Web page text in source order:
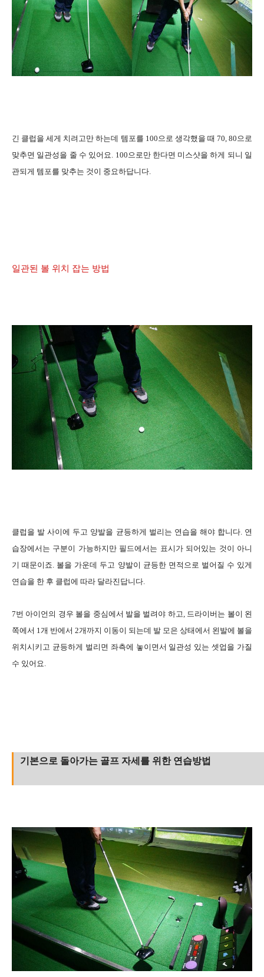
긴 클럽을 세게 치려고만 하는데 템포를 100으로 생각했을 때 70, 80으로
맞추면 일관성을 줄 수 있어요. 100으로만 한다면 미스샷을 하게 되니 일
관되게 템포를 맞추는 것이 중요하답니다.
일관된 볼 위치 잡는 방법
클럽을 발 사이에 두고 양발을 균등하게 벌리는 연습을 해야 합니다. 연
습장에서는 구분이 가능하지만 필드에서는 표시가 되어있는 것이 아니
기 때문이죠. 볼을 가운데 두고 양발이 균등한 면적으로 벌어질 수 있게
연습을 한 후 클럽에 따라 달라진답니다.
7번 아이언의 경우 볼을 중심에서 발을 벌려야 하고, 드라이버는 볼이 왼
쪽에서 1개 반에서 2개까지 이동이 되는데 발 모은 상태에서 왼발에 볼을
위치시키고 균등하게 벌리면 좌측에 놓이면서 일관성 있는 셋업을 가질
수 있어요.
기본으로 돌아가는 골프 자세를 위한 연습방법